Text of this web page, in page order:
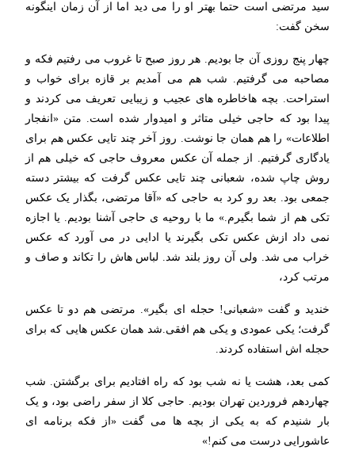
سید مرتضی است حتما بهتر او را می دید اما از آن زمان اینگونه
سخن گفت:
چهار پنج روزی آن جا بودیم. هر روز صبح تا غروب می رفتیم فکه و
مصاحبه می گرفتیم. شب هم می آمدیم بر قازه برای خواب و
استراحت. بچه هاخاطره های عجیب و زیبایی تعریف می کردند و
پیدا بود که حاجی خیلی متاثر و امیدوار شده است. متن «انفجار
اطلاعات» را هم همان جا نوشت. روز آخر چند تایی عکس هم برای
یادگاری گرفتیم. از جمله آن عکس معروف حاجی که خیلی هم از
روش چاپ شده، شعبانی چند تایی عکس گرفت که بیشتر دسته
جمعی بود. بعد رو کرد به حاجی که «آقا مرتضی، بگذار یک عکس
تکی هم از شما بگیرم.» ما با روحیه ی حاجی آشنا بودیم. یا اجازه
نمی داد ازش عکس تکی بگیرند یا ادایی در می آورد که عکس
خراب می شد. ولی آن روز بلند شد. لباس هاش را تکاند و صاف و
مرتب کرد،
خندید و گفت «شعبانی! حجله ای بگیر». مرتضی هم دو تا عکس
گرفت؛ یکی عمودی و یکی هم افقی.شد همان عکس هایی که برای
حجله اش استفاده کردند.
کمی بعد، هشت یا نه شب بود که راه افتادیم برای برگشتن. شب
چهاردهم فروردین تهران بودیم. حاجی کلا از سفر راضی بود، و یک
بار شنیدم که به یکی از بچه ها می گفت «از فکه برنامه ای
عاشورایی درست می کنم!»